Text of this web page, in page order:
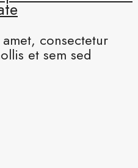
consectetur
et sem sed